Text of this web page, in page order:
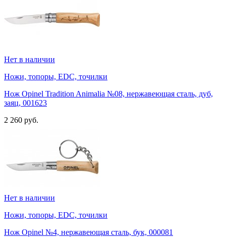
Нет в наличии
Ножи, топоры, EDC, точилки
Нож Opinel Tradition Animalia №08, нержавеющая сталь, дуб,
заяц, 001623
2 260 руб.
Нет в наличии
Ножи, топоры, EDC, точилки
Нож Opinel №4, нержавеющая сталь, бук, 000081